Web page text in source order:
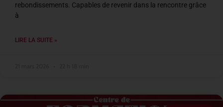
rebondissements. Capables de revenir dans la rencontre grâce
à
LIRE LA SUITE »